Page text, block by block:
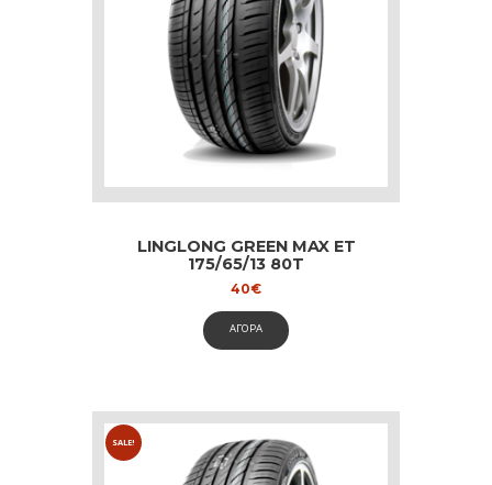
LINGLONG GREEN MAX ET
175/65/13 80T
40€
ΑΓΟΡΑ
SALE!